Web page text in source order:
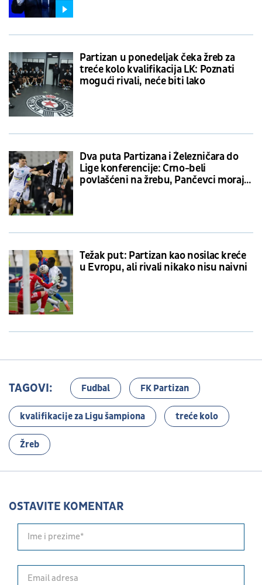
Partizan u ponedeljak čeka žreb za
treće kolo kvalifikacija LK: Poznati
mogući rivali, neće biti lako
Dva puta Partizana i Železničara do
Lige konferencije: Crno-beli
povlašćeni na žrebu, Pančevci moraju
Težak put: Partizan kao nosilac kreće
u Evropu, ali rivali nikako nisu naivni
TAGOVI: Fudbal FK Partizan
kvalifikacije za Ligu šampiona treće kolo
Žreb
OSTAVITE KOMENTAR